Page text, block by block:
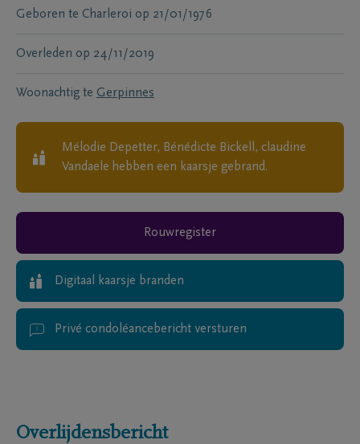
Geboren te Charleroi op 21/01/1976
Overleden op 24/11/2019
Woonachtig te Gerpinnes
Mélodie Depetter, Bénédicte Bickell, claudine
Vandaele hebben een kaarsje gebrand.
Rouwregister
Digitaal kaarsje branden
Privé condoléancebericht versturen
Overlijdensbericht